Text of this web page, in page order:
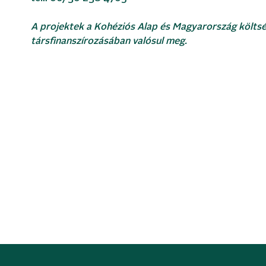
A projektek a Kohéziós Alap és Magyarország
társfinanszírozásában valósul meg.